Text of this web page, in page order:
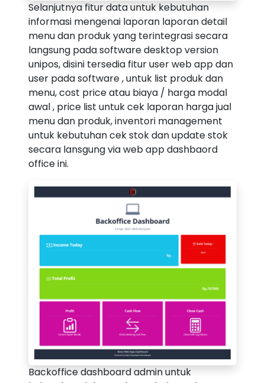
Selanjutnya fitur data untuk kebutuhan
informasi mengenai laporan laporan detail
menu dan produk yang terintegrasi secara
langsung pada software desktop version
unipos, disini tersedia fitur user web app dan
user pada software , untuk list produk dan
menu, cost price atau biaya / harga modal
awal , price list untuk cek laporan harga jual
menu dan produk, inventori management
untuk kebutuhan cek stok dan update stok
secara lansgung via web app dashbaord
office ini.
Backoffice dashboard admin untuk